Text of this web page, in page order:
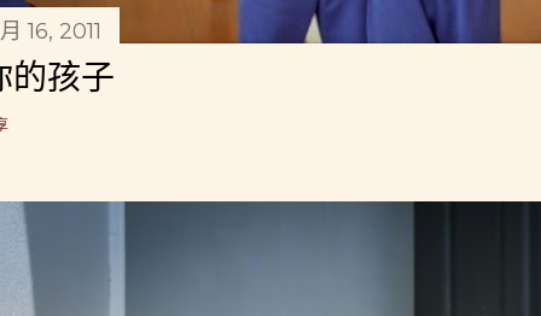
16, 2011
的孩子